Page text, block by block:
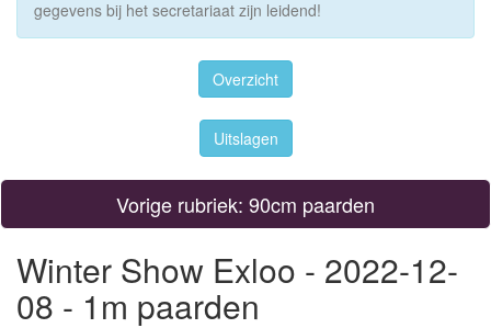
gegevens bij het secretariaat zijn leidend!
Overzicht
Uitslagen
Vorige rubriek: 90cm paarden
Winter Show Exloo - 2022-12-
08 - 1m paarden